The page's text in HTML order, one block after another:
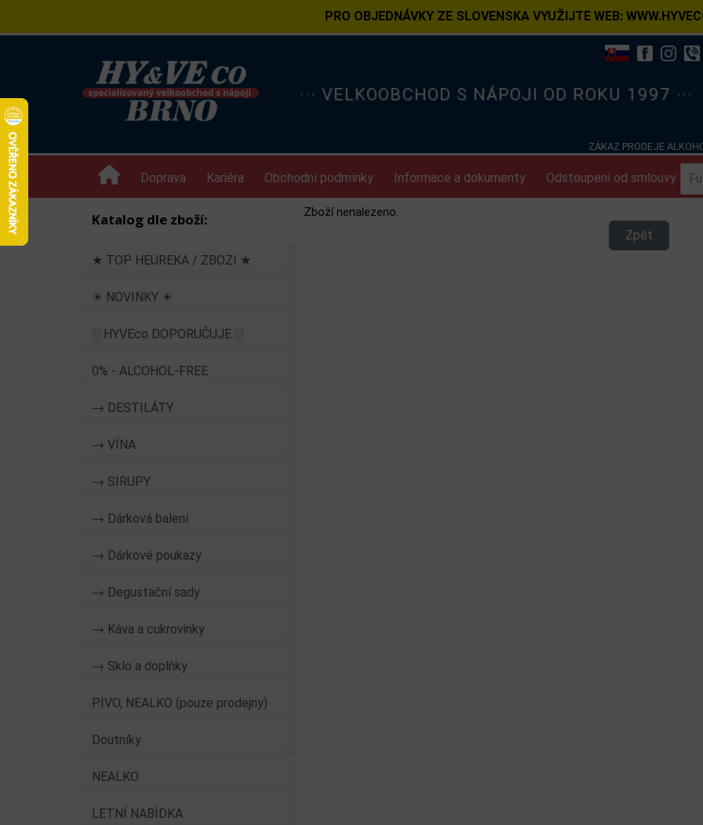
PRO OBJEDNÁVKY ZE SLOVENSKA VYUŽIJTE WEB:
··· VELKOOBCHOD S NÁPOJI OD ROKU 1997 ···
ZÁKAZ PRODEJE
Doprava Kariéra Obchodní podmínky Informace a dokumenty Odstoupení od smlouvy
Katalog dle zboží:
★ TOP HEUREKA / ZBOZI ★
☀ NOVINKY ☀
░ HYVEco DOPORUČUJE ░
0% - ALCOHOL-FREE
→ DESTILÁTY
→ VÍNA
→ SIRUPY
→ Dárková balení
→ Dárkové poukazy
→ Degustační sady
→ Káva a cukrovinky
→ Sklo a doplňky
PIVO, NEALKO (pouze prodejny)
Doutníky
NEALKO
LETNÍ NABÍDKA
Zboží nenalezeno.
Zpět